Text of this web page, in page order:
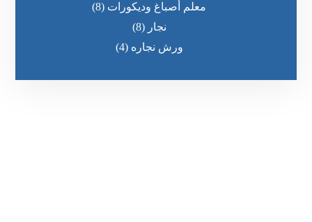
معلم أصباغ وديكورات (8)
نجار (8)
ورش نجاره (4)